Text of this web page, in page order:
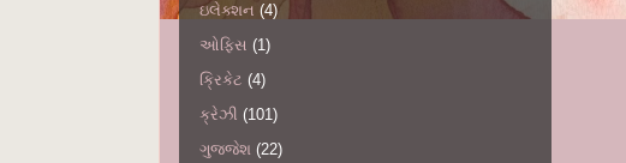
ઇલેક્શન (4)
ઓફિસ (1)
ક્રિકેટ (4)
ક્રેઝી (101)
ગુજ્જેશ (22)